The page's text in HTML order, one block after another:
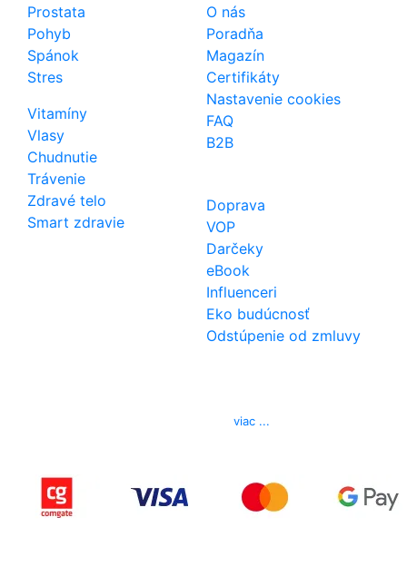
Prostata
Pohyb
Spánok
Stres
Vitamíny
Vlasy
Chudnutie
Trávenie
Zdravé telo
Smart zdravie
O nás
Poradňa
Magazín
Certifikáty
Nastavenie cookies
FAQ
B2B
Doprava
VOP
Darčeky
eBook
Influenceri
Eko budúcnosť
Odstúpenie od zmluvy
viac ...